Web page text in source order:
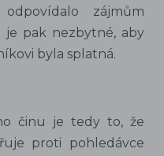
zájmům
je pak nezbytné, aby
byla splatná.
činu je tedy to, že
proti pohledávce